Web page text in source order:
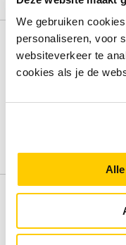
We gebruiken
personaliseren, voor
websiteverkeer te
cookies als je de
Specificaties
Beeldschermdiag.
Opslagcapaciteit
Bekijk alle